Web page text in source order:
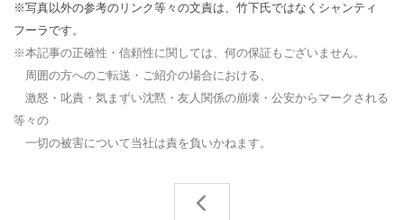
※写真以外の参考のリンク等々の文責は、竹下氏ではなくシャンティ
フーラです。
※本記事の正確性・信頼性に関しては、何の保証もございません。
周囲の方へのご転送・ご紹介の場合における、
激怒・叱責・気まずい沈黙・友人関係の崩壊・公安からマークされる
等々の
一切の被害について当社は責を負いかねます。